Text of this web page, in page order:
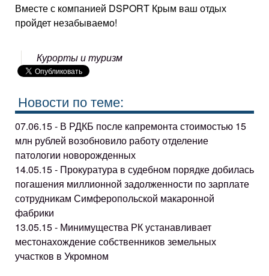
Вместе с компанией DSPORT Крым ваш отдых
пройдет незабываемо!
Курорты и туризм
Новости по теме:
07.06.15 - В РДКБ после капремонта стоимостью 15
млн рублей возобновило работу отделение
патологии новорожденных
14.05.15 - Прокуратура в судебном порядке добилась
погашения миллионной задолженности по зарплате
сотрудникам Симферопольской макаронной
фабрики
13.05.15 - Минимущества РК устанавливает
местонахождение собственников земельных
участков в Укромном